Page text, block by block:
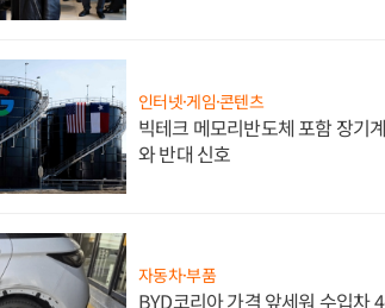
인터넷·게임·콘텐츠
빅테크 메모리반도체 포함 장기
와 반대 신호
자동차·부품
BYD코리아 가격 앞세워 수입차